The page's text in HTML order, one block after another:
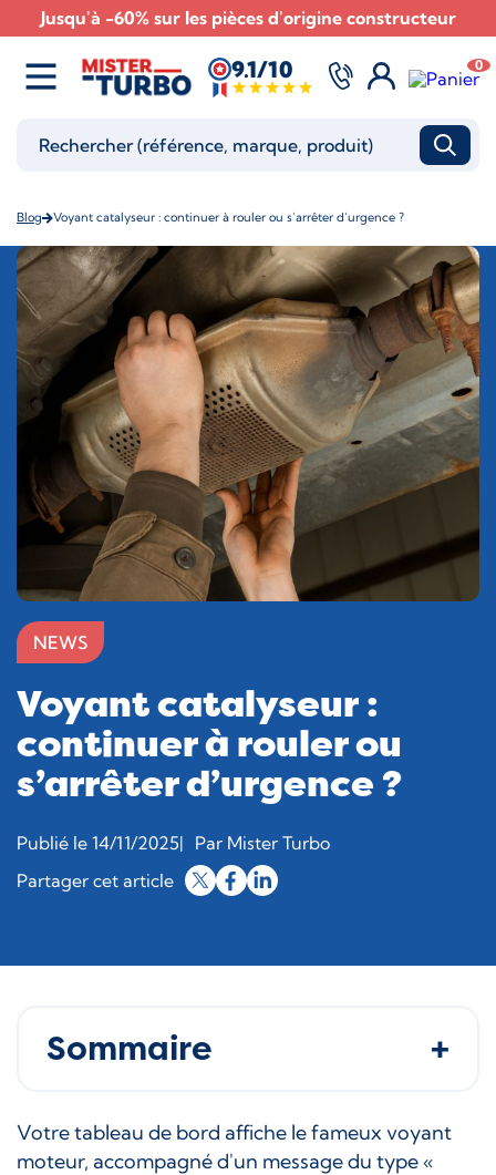
Jusqu'à -60% sur les pièces d'origine constructeur
9.1/10 0
Blog Voyant catalyseur : continuer à rouler ou s’arrêter d’urgence ?
NEWS
Voyant catalyseur :
continuer à rouler ou
s’arrêter d’urgence ?
Publié le 14/11/2025
Par Mister Turbo
Partager cet article
Sommaire
Votre tableau de bord affiche le fameux voyant
moteur, accompagné d'un message du type «